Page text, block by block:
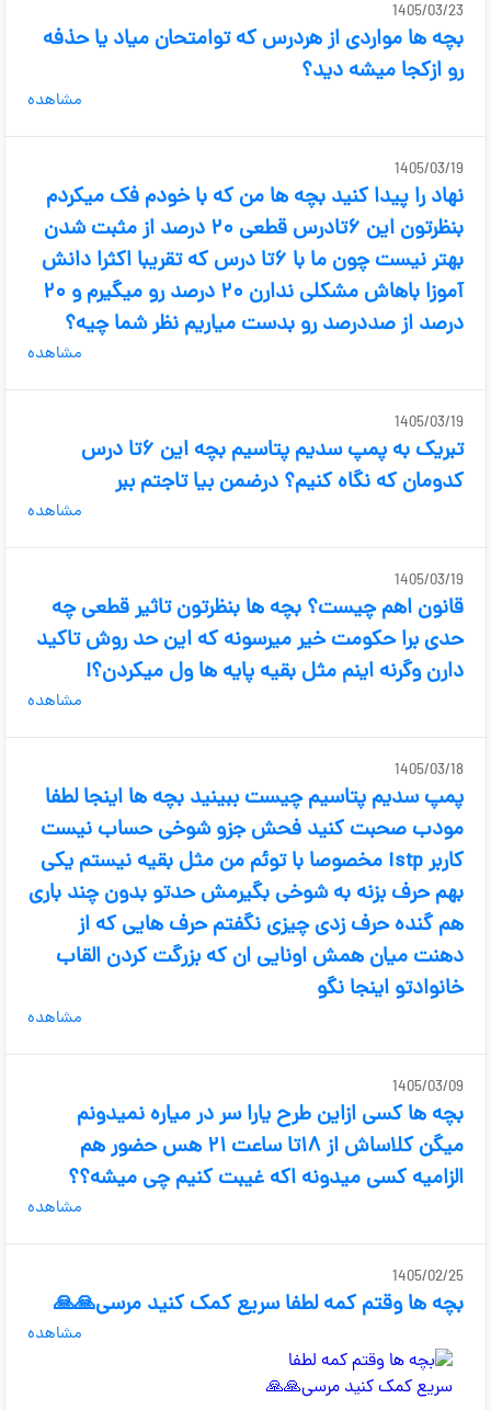
1405/03/23
بچه ها مواردی از هردرس که توامتحان میاد یا حذفه
رو ازکجا میشه دید؟
مشاهده
1405/03/19
نهاد را پیدا کنید بچه ها من که با خودم فک میکردم
بنظرتون این ۶تادرس قطعی ۲۰ درصد از مثبت شدن
بهتر نیست چون ما با ۶تا درس که تقریبا اکثرا دانش
آموزا باهاش مشکلی ندارن ۲۰ درصد رو میگیرم و ۲۰
درصد از صددرصد رو بدست میاریم نظر شما چیه‌؟
مشاهده
1405/03/19
تبریک به پمپ سدیم پتاسیم بچه این ۶تا درس
کدومان که نگاه کنیم؟ درضمن بیا تاجتم ببر
مشاهده
1405/03/19
قانون اهم چیست؟ بچه ها بنظرتون تاثیر قطعی چه
حدی برا حکومت خیر میرسونه که این حد روش تاکید
دارن وگرنه اینم مثل بقیه پایه ها ول میکردن؟!
مشاهده
1405/03/18
پمپ سدیم پتاسیم چیست ببینید بچه ها اینجا لطفا
مودب صحبت کنید فحش جزو شوخی حساب نیست
کاربر istp مخصوصا با توئم من مثل بقیه نیستم یکی
بهم حرف بزنه به شوخی بگیرمش حدتو بدون چند باری
هم گنده حرف زدی چیزی نگفتم حرف هایی که از
دهنت میان همش اونایی ان که بزرگت کردن القاب
خانوادتو اینجا نگو
مشاهده
1405/03/09
بچه ها کسی ازاین طرح یارا سر در میاره نمیدونم
میگن کلاساش از ۱۸تا ساعت ۲۱ هس حضور هم
الزامیه کسی میدونه اکه غیبت کنیم چی میشه؟؟
مشاهده
1405/02/25
بچه ها وقتم کمه لطفا سریع کمک کنید مرسی🙏🙏
مشاهده